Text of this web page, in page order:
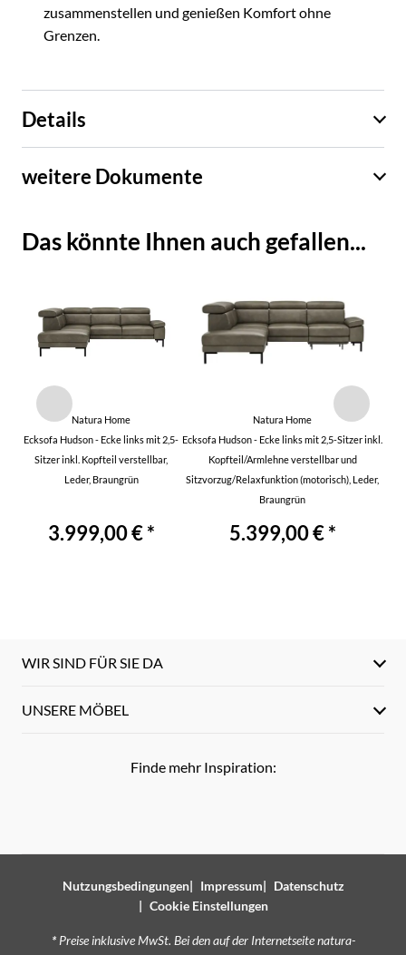
zusammenstellen und genießen Komfort ohne
Grenzen.
Details
weitere Dokumente
Das könnte Ihnen auch gefallen...
Natura Home
Ecksofa Hudson - Ecke links mit 2,5-
Sitzer inkl. Kopfteil verstellbar,
Leder, Braungrün
3.999,00 € *
Natura Home
Ecksofa Hudson - Ecke links mit 2,5-Sitzer inkl.
Kopfteil/Armlehne verstellbar und
Sitzvorzug/Relaxfunktion (motorisch), Leder,
Braungrün
5.399,00 € *
WIR SIND FÜR SIE DA
UNSERE MÖBEL
Finde mehr Inspiration:
Nutzungsbedingungen Impressum
Datenschutz
Cookie Einstellungen
*Preise inklusive MwSt. Bei den auf der Internetseite natura-